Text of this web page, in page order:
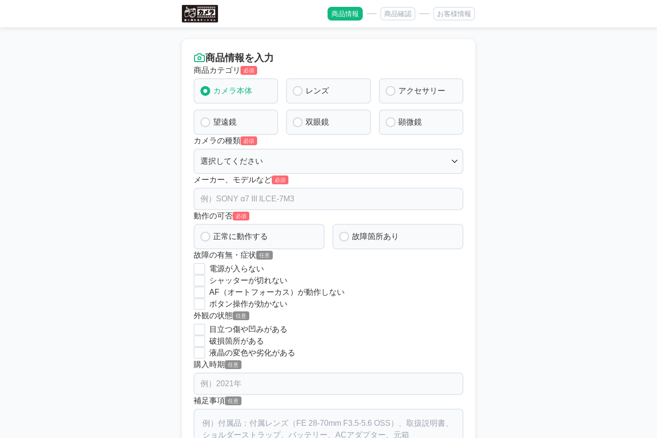
商品情報 商品確認 お客様情報
商品情報を入力
商品カテゴリ 必須
カメラ本体 レンズ アクセサリー
望遠鏡 双眼鏡 顕微鏡
カメラの種類 必須
メーカー、モデルなど 必須
動作の可否 必須
正常に動作する 故障箇所あり
故障の有無・症状 任意
電源が入らない
シャッターが切れない
AF（オートフォーカス）が動作しない
ボタン操作が効かない
外観の状態 任意
目立つ傷や凹みがある
破損箇所がある
液晶の変色や劣化がある
購入時期
任意
補足事項 任意